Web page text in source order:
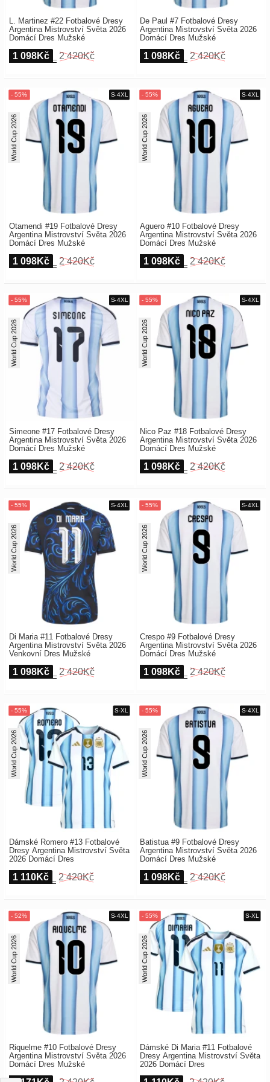
L. Martinez #22 Fotbalové Dresy
Argentina Mistrovství Světa 2026
Domácí Dres Mužské
1 098Kč 2 420Kč
De Paul #7 Fotbalové Dresy
Argentina Mistrovství Světa 2026
Domácí Dres Mužské
1 098Kč 2 420Kč
Otamendi #19 Fotbalové Dresy
Argentina Mistrovství Světa 2026
Domácí Dres Mužské
World Cup 2026
1 098Kč 2 420Kč
Aguero #10 Fotbalové Dresy
Argentina Mistrovství Světa 2026
Domácí Dres Mužské
World Cup 2026
1 098Kč 2 420Kč
Simeone #17 Fotbalové Dresy
Argentina Mistrovství Světa 2026
Domácí Dres Mužské
World Cup 2026
1 098Kč 2 420Kč
Nico Paz #18 Fotbalové Dresy
Argentina Mistrovství Světa 2026
Domácí Dres Mužské
World Cup 2026
1 098Kč 2 420Kč
Di Maria #11 Fotbalové Dresy
Argentina Mistrovství Světa 2026
Venkovní Dres Mužské
World Cup 2026
1 098Kč 2 420Kč
Crespo #9 Fotbalové Dresy
Argentina Mistrovství Světa 2026
Domácí Dres Mužské
World Cup 2026
1 098Kč 2 420Kč
Dámské Romero #13 Fotbalové
Dresy Argentina Mistrovství Světa
2026 Domácí Dres
World Cup 2026
1 110Kč 2 420Kč
Batistua #9 Fotbalové Dresy
Argentina Mistrovství Světa 2026
Domácí Dres Mužské
World Cup 2026
1 098Kč 2 420Kč
Riquelme #10 Fotbalové Dresy
Argentina Mistrovství Světa 2026
Domácí Dres Mužské
World Cup 2026
Dámské Di Maria #11 Fotbalové
Dresy Argentina Mistrovství Světa
2026 Domácí Dres
World Cup 2026